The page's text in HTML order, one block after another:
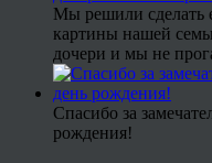
Мы решили сделать
картины нашей
дочери и мы не
Спасибо за
рождения!